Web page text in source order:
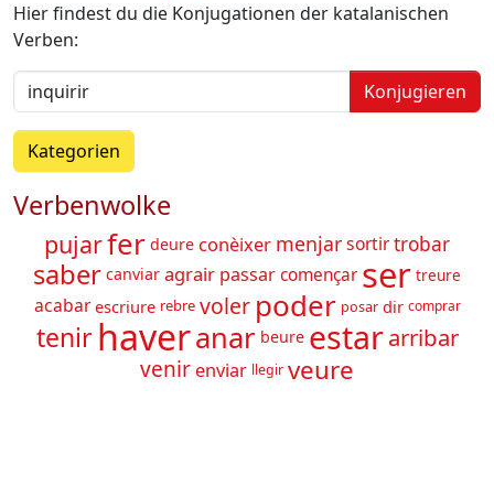
Hier findest du die Konjugationen der katalanischen
Verben:
Konjugieren
Kategorien
Verbenwolke
pujarfer deure conèixer menjarsortirtrobar
saber canviar agrair passarcomençar ser treure
acabar escriure rebre voler poder posar dir comprar
tenir haveranar beure estararribar
venir enviar llegir veure